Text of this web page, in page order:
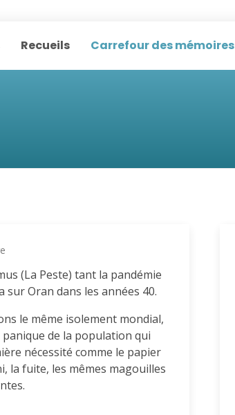
Recueils Carrefour des mémoires
(La Peste) tant la pandémie
Oran dans les années 40.
le même isolement mondial,
panique de la population qui
nécessité comme le papier
la fuite, les mêmes magouilles